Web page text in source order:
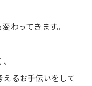
わってきます。
るお手伝いをして